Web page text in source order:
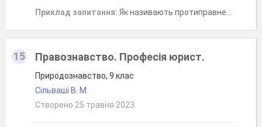
Приклад запитання: Як називають протиправне діяння, що спричиняє юридичну відповідальність?
15 Правознавство. Професія юрист.
Природознавство, 9 клас
Сільваші В. М.
Створено 25 травня 2023